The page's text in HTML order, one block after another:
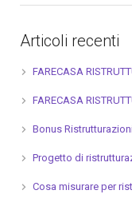
Articoli recenti
FARECASA
FARECASA
Bonus
Progetto di
Cosa misurare per